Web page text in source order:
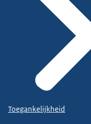
Toegankelijkheid